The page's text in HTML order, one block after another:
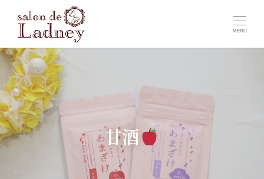
MENU
甘酒